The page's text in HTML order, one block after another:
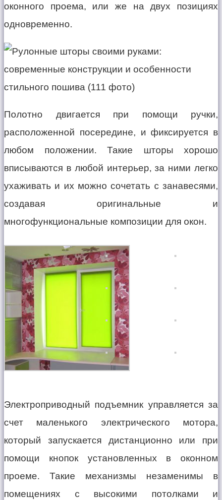
оконного проема, или же на двух позициях
одновременно.
Полотно двигается при помощи ручки,
расположенной посередине, и фиксируется в
любом положении. Такие шторы хорошо
вписываются в любой интерьер, за ними легко
ухаживать и их можно сочетать с занавесями,
создавая оригинальные и
многофункциональные композиции для окон.
Электроприводный подъемник управляется за
счет маленького электрического мотора,
который запускается дистанционно или при
помощи кнопок установленных в оконном
проеме. Такие механизмы незаменимы в
помещениях с высокими потолками и